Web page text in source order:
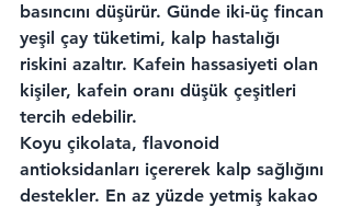
basıncını düşürür. Günde iki-üç fincan
yeşil çay tüketimi, kalp hastalığı
riskini azaltır. Kafein hassasiyeti olan
kişiler, kafein oranı düşük çeşitleri
tercih edebilir.
Koyu çikolata, flavonoid
antioksidanları içererek kalp sağlığını
destekler. En az yüzde yetmiş kakao